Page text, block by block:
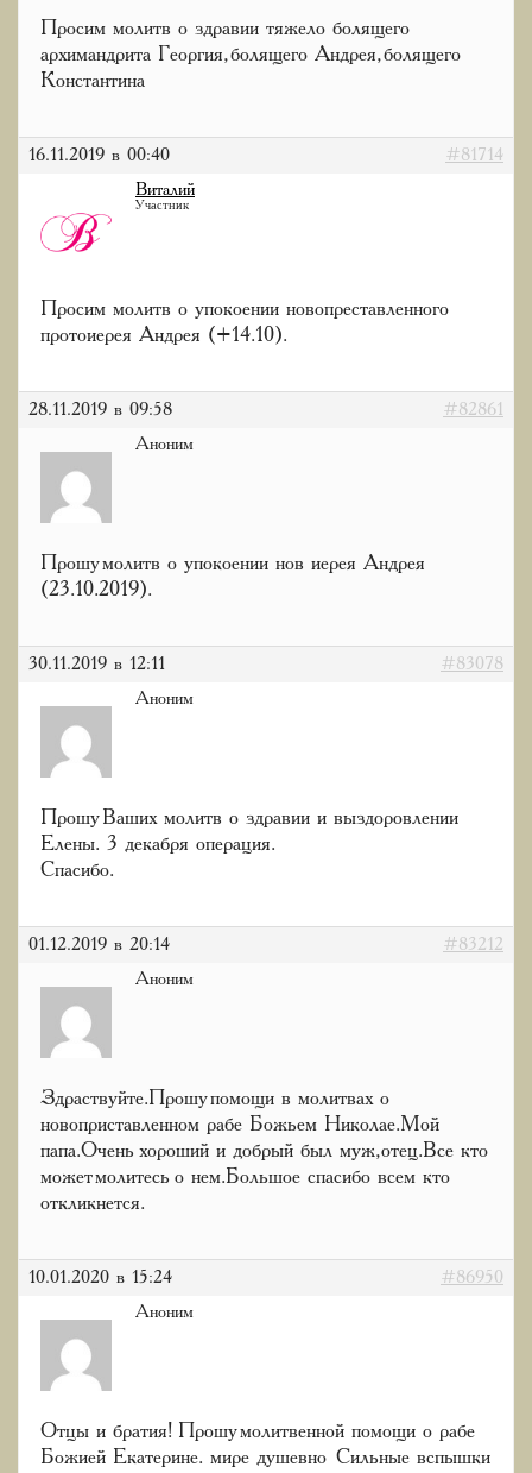
Просим молитв о здравии тяжело болящего
архимандрита Георгия, болящего Андрея, болящего
Константина
16.11.2019 в 00:40 #81714
Виталий
Участник
Просим молитв о упокоении новопреставленного
протоиерея Андрея (+14.10).
28.11.2019 в 09:58 #82861
Аноним
Прошу молитв о упокоении нов иерея Андрея
(23.10.2019).
30.11.2019 в 12:11 #83078
Аноним
Прошу Ваших молитв о здравии и выздоровлении
Елены. 3 декабря операция.
Спасибо.
01.12.2019 в 20:14 #83212
Аноним
Здраствуйте.Прошу помощи в молитвах о
новоприставленном рабе Божьем Николае.Мой
папа.Очень хороший и добрый был муж,отец.Все кто
может молитесь о нем.Большое спасибо всем кто
откликнется.
10.01.2020 в 15:24 #86950
Аноним
Отцы и братия! Прошу молитвенной помощи о рабе
Божией Екатерине. мире душевно Сильные вспышки